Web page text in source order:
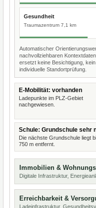
Gesundheit
Traumazentrum 7,1 km
Automatischer
nachvollziehbaren Kontextdaten.
ersetzt keine Besichtigung,
individuelle Standortprüfung.
E-Mobilität: vorhanden
Ladepunkte im PLZ-Gebiet
nachgewiesen.
Schule: Grundschule sehr
Die nächste Grundschule liegt
750 m entfernt.
Immobilien &
Digitale Infrastruktur,
Erreichbarkeit &
Ladeinfrastruktur,